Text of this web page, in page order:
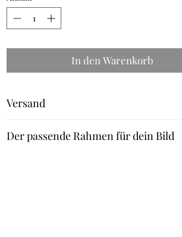
In den Warenkorb
Versand
Leinwand und Aludibond: 4-5 Werktage
Der passende Rahmen für dein Bild